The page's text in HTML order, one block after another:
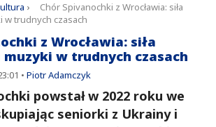
›
Chór Spivanochki z Wrocławia: siła
trudnych czasach
z Wrocławia: siła
w trudnych czasach
• Piotr Adamczyk
powstał w 2022 roku we
seniorki z Ukrainy i